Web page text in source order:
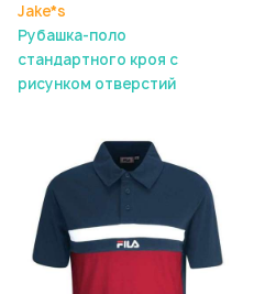
Jake*s
Рубашка-поло
стандартного кроя с
рисунком отверстий